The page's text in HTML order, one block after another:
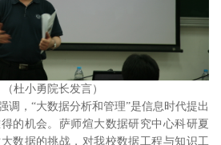
小勇院长发言）
， “大数据分析和管理”是信息时代提出
的机会。萨师煊大数据研究中心科研夏
数据的挑战，对我校数据工程与知识工